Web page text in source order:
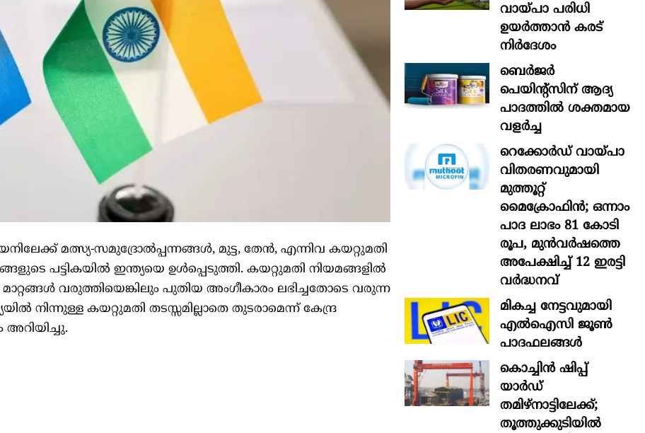
മത്സ്യ-സമുദ്രോല്‍പ്പന്നങ്ങള്‍, മുട്ട, തേന്‍, എന്നിവ കയറ്റുമതി
പട്ടികയില്‍ ഇന്ത്യയെ ഉള്‍പ്പെടുത്തി. കയറ്റുമതി നിയമങ്ങളില്‍
വരുത്തിയെങ്കിലും പുതിയ അംഗീകാരം ലഭിച്ചതോടെ വരുന്ന
നിന്നുള്ള കയറ്റുമതി തടസ്സമില്ലാതെ തുടരാമെന്ന് കേന്ദ്ര
അറിയിച്ചു.
വായ്പാ പരിധി
ഉയർത്താൻ കരട്
നിർദേശം
ബെർജർ
പെയിന്റ്സിന് ആദ്യ
പാദത്തിൽ ശക്തമായ
വളർച്ച
റെക്കോർഡ് വായ്പാ
വിതരണവുമായി
മുത്തൂറ്റ്
മൈക്രോഫിൻ; ഒന്നാം
പാദ ലാഭം 81 കോടി
രൂപ, മുൻവർഷത്തെ
അപേക്ഷിച്ച് 12 ഇരട്ടി
വർദ്ധനവ്
മികച്ച നേട്ടവുമായി
എൽഐസി ജൂൺ
പാദഫലങ്ങൾ
കൊച്ചിന്‍ ഷിപ്പ്
യാർഡ്
തമിഴ്നാട്ടിലേക്ക്;
തൂത്തുക്കുടിയിൽ